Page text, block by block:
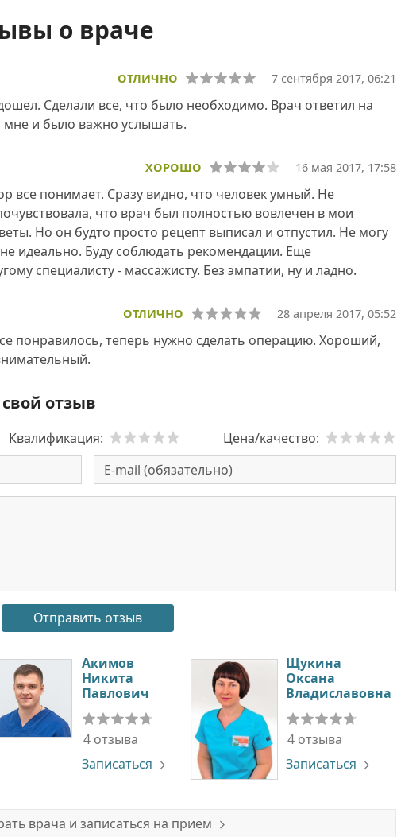
о враче
ОТЛИЧНО 7 сентября 2017, 06:21
Сделали все, что было необходимо. Врач ответил на
мне и было важно услышать.
ХОРОШО 16 мая 2017, 17:58
все понимает. Сразу видно, что человек умный. Не
что врач был полностью вовлечен в мои
Но он будто просто рецепт выписал и отпустил. Не могу
не идеально. Буду соблюдать рекомендации. Еще
специалисту - массажисту. Без эмпатии, ну и ладно.
ОТЛИЧНО 28 апреля 2017, 05:52
понравилось, теперь нужно сделать операцию. Хороший,
отзыв
Квалификация: Цена/качество:
Акимов
Никита
Павлович
4 отзыва
Записаться
Щукина
Оксана
Владиславовна
4 отзыва
Записаться
врача и записаться на прием